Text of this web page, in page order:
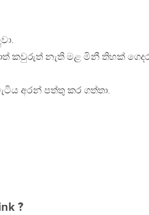
කවුරුත් නැති මළ මිනී තිහක්
අරන් පත්තු කර ගත්තා.
?